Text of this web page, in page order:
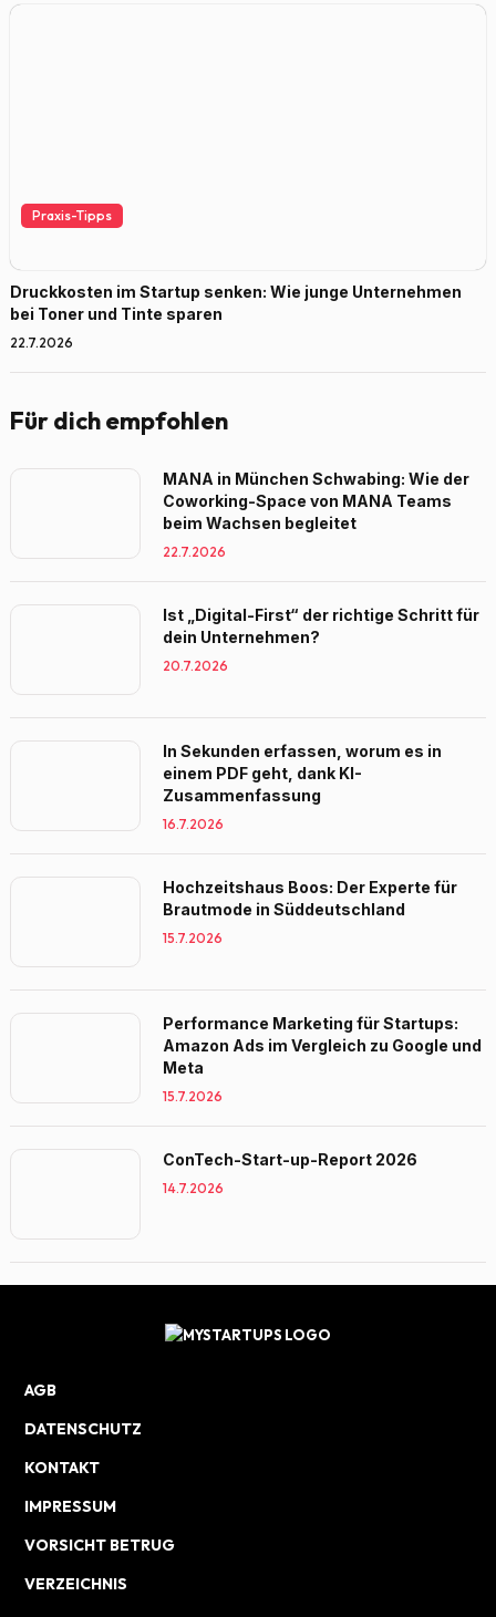
Praxis-Tipps
Druckkosten im Startup senken: Wie junge Unternehmen
bei Toner und Tinte sparen
22.7.2026
Für dich empfohlen
MANA in München Schwabing: Wie der
Coworking-Space von MANA Teams
beim Wachsen begleitet
22.7.2026
Ist „Digital-First“ der richtige Schritt für
dein Unternehmen?
20.7.2026
In Sekunden erfassen, worum es in
einem PDF geht, dank KI-
Zusammenfassung
16.7.2026
Hochzeitshaus Boos: Der Experte für
Brautmode in Süddeutschland
15.7.2026
Performance Marketing für Startups:
Amazon Ads im Vergleich zu Google und
Meta
15.7.2026
ConTech-Start-up-Report 2026
14.7.2026
AGB
DATENSCHUTZ
KONTAKT
IMPRESSUM
VORSICHT BETRUG
VERZEICHNIS